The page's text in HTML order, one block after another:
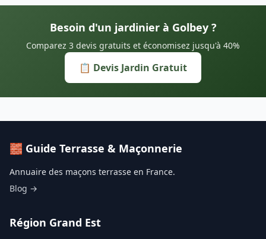
Besoin d'un jardinier à Golbey ?
Comparez 3 devis gratuits et économisez jusqu'à 40%
📋 Devis Jardin Gratuit
🧱 Guide Terrasse & Maçonnerie
Annuaire des maçons terrasse en France.
Blog →
Région Grand Est